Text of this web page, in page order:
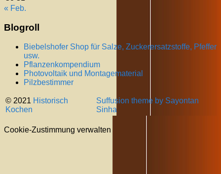
« Feb.
Blogroll
Biebelshofer Shop für Salze, Zuckerersatzstoffe, Pfeffer
usw.
Pflanzenkompendium
Photovoltaik und Montagematerial
Pilzbestimmer
© 2021 Historisch
Kochen
Suffusion theme by Sayontan
Sinha
Cookie-Zustimmung verwalten